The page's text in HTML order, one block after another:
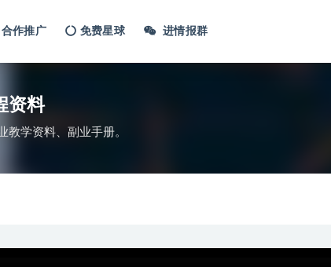
合作推广 免费星球 进情报群
资料
教学资料、副业手册。